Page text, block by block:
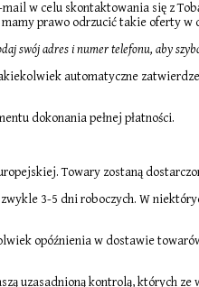
w celu skontaktowania się z
prawo odrzucić takie oferty
swój adres i numer telefonu, aby
automatyczne
dokonania pełnej płatności.
Towary zostaną
3-5 dni roboczych. W
opóźnienia w dostawie
uzasadnioną kontrolą, których